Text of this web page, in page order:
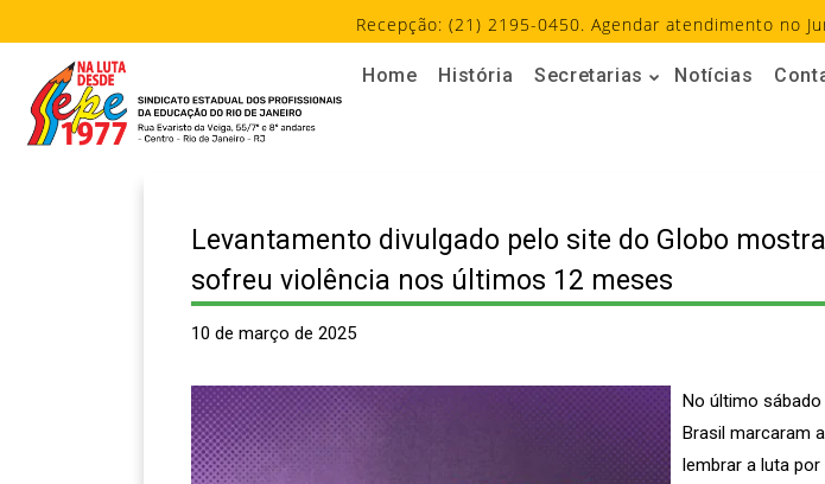
Recepção: (21) 2195-0450. Agendar atendimento no
Home História Secretarias Notícias
Levantamento divulgado pelo site do Globo
sofreu violência nos últimos 12 meses
10 de março de 2025
No último
Brasil marcaram
lembrar a luta